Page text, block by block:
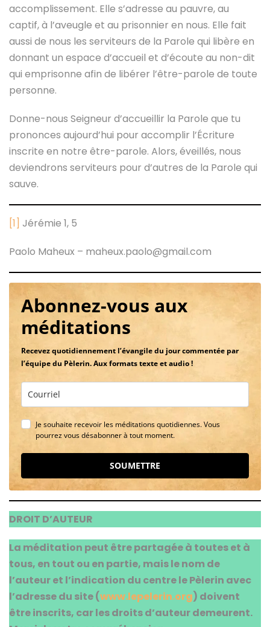
accomplissement. Elle s’adresse au pauvre, au
captif, à l’aveugle et au prisonnier en nous. Elle fait
aussi de nous les serviteurs de la Parole qui libère en
donnant un espace d’accueil et d’écoute au non-dit
qui emprisonne afin de libérer l’être-parole de toute
personne.
Donne-nous Seigneur d’accueillir la Parole que tu
prononces aujourd’hui pour accomplir l’Écriture
inscrite en notre être-parole. Alors, éveillés, nous
deviendrons serviteurs pour d’autres de la Parole qui
sauve.
[1] Jérémie 1, 5
Paolo Maheux – maheux.paolo@gmail.com
Abonnez-vous aux
méditations
Recevez quotidiennement l’évangile du jour commentée par
l’équipe du Pèlerin. Aux formats texte et audio !
Je souhaite recevoir les méditations quotidiennes. Vous
pourrez vous désabonner à tout moment.
SOUMETTRE
DROIT D’AUTEUR
La méditation peut être partagée à toutes et à
tous, en tout ou en partie, mais le nom de
l’auteur et l’indication du centre le Pèlerin avec
l’adresse du site (www.lepelerin.org) doivent
être inscrits, car les droits d’auteur demeurent.